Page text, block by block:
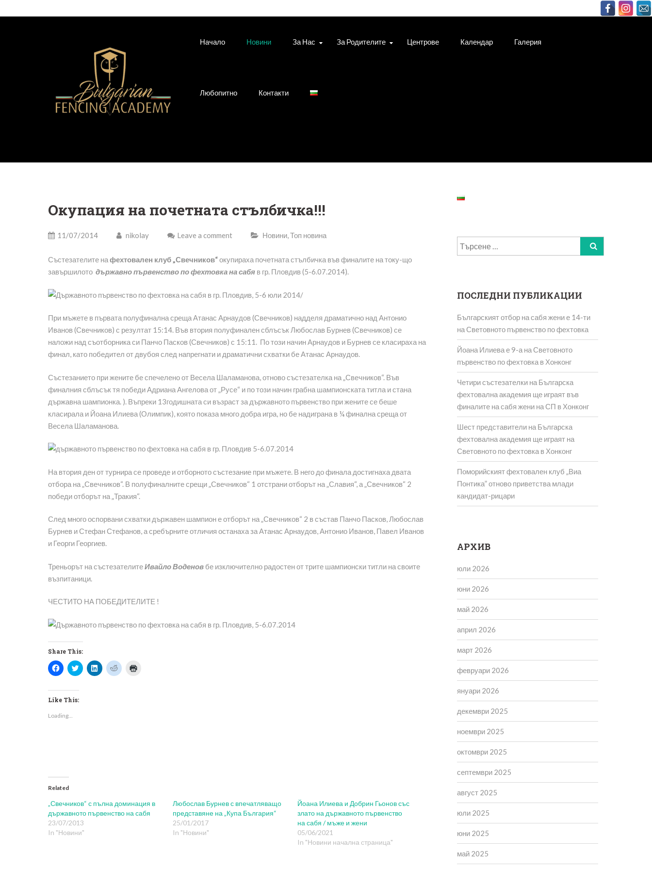
to
Начало
Новини За Нас За Родителите Центрове Календар Галерия
Любопитно Контакти
Окупация на почетната стълбичка!!!
11/07/2014 nikolay Leave a comment Новини,Топ новина
Състезателите нафехтовален клуб „Свечников“окупираха почетната стълбичка във финалите на току-що
завършилото държавно първенство по фехтовка на сабяв гр. Пловдив (5-6.07.2014).
При мъжете в първата полуфинална среща Атанас Арнаудов (Свечников) надделя драматично над Антонио
Иванов (Свечников) с резултат 15:14. Във втория полуфинален сблъсък Любослав Бурнев (Свечников) се
наложи над съотборника си Панчо Пасков (Свечников) с 15:11. По този начин Арнаудов и Бурнев се класираха на
финал, като победител от двубоя след напрегнати и драматични схватки бе Атанас Арнаудов.
Състезанието при жените бе спечелено от Весела Шаламанова, отново състезателка на „Свечников“. Във
финалния сблъсък тя победи Адриана Ангелова от „Русе“ и по този начин грабна шампионската титла и стана
държавна шампионка. ). Въпреки 13годишната си възраст за държавното първенство при жените се беше
класирала и Йоана Илиева (Олимпик), която показа много добра игра, но бе надиграна в ¼ финална среща от
Весела Шаламанова.
На втория ден от турнира се проведе и отборното състезание при мъжете. В него до финала достигнаха двата
отбора на „Свечников“. В полуфиналните срещи „Свечников“ 1 отстрани отборът на „Славия“, а „Свечников“ 2
победи отборът на „Тракия“.
След много оспорвани схватки държавен шампион е отборът на „Свечников“ 2 в състав Панчо Пасков, Любослав
Бурнев и Стефан Стефанов, а сребърните отличия останаха за Атанас Арнаудов, Антонио Иванов, Павел Иванов
и Георги Георгиев.
Треньорът на състезателитеИвайло Воденовбе изключително радостен от трите шампионски титли на своите
възпитаници.
ЧЕСТИТО НА ПОБЕДИТЕЛИТЕ !
Share This:
Click
to
Facebook
(Opens
in
window)
Click
to
Click
to
Click
to
Like This:
Loading...
Related
„Свечников“ с пълна доминация в
държавното първенство на сабя
23/07/2013
In "Новини"
Любослав Бурнев с впечатляващо
представяне на „Купа България“
25/01/2017
In "Новини"
Йоана Илиева и Добрин Гьонов със
злато на държавното първенство
на сабя / мъже и жени
05/06/2021
In "Новини начална страница"
Търсене
за:
ПОСЛЕДНИ ПУБЛИКАЦИИ
Българският отбор на сабя жени е 14-ти
на Световното първенство по фехтовка
Йоана Илиева е 9-а на Световното
първенство по фехтовка в Хонконг
Четири състезателки на Българска
фехтовална академия ще играят във
финалите на сабя жени на СП в Хонконг
Шест представители на Българска
фехтовална академия ще играят на
Световното по фехтовка в Хонконг
Поморийският фехтовален клуб „Виа
Понтика” отново приветства млади
кандидат-рицари
АРХИВ
юли 2026
юни 2026
май 2026
април 2026
март 2026
февруари 2026
януари 2026
декември 2025
ноември 2025
октомври 2025
септември 2025
август 2025
юли 2025
юни 2025
май 2025